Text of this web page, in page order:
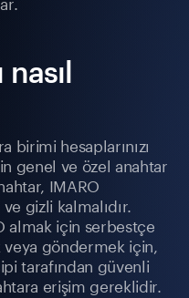
birimi hesaplarınızı
genel ve özel anahtar
IMARO
gizli kalmalıdır.
almak için serbestçe
veya göndermek için,
tarafından güvenli
erişim gereklidir.